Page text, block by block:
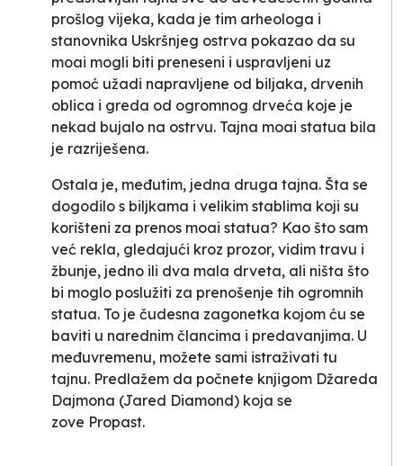
prošlog vijeka, kada je tim arheologa i
stanovnika Uskršnjeg ostrva pokazao da su
moai mogli biti preneseni i uspravljeni uz
pomoć užadi napravljene od biljaka, drvenih
oblica i greda od ogromnog drveća koje je
nekad bujalo na ostrvu. Tajna moai statua bila
je razriješena.
Ostala je, međutim, jedna druga tajna. Šta se
dogodilo s biljkama i velikim stablima koji su
korišteni za prenos moai statua? Kao što sam
već rekla, gledajući kroz prozor, vidim travu i
žbunje, jedno ili dva mala drveta, ali ništa što
bi moglo poslužiti za prenošenje tih ogromnih
statua. To je čudesna zagonetka kojom ću se
baviti u narednim člancima i predavanjima. U
međuvremenu, možete sami istraživati tu
tajnu. Predlažem da počnete knjigom Džareda
Dajmona (Jared Diamond) koja se
zove Propast.